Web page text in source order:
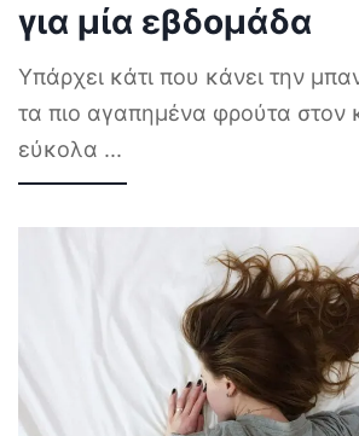
για μία εβδομάδα
Υπάρχει κάτι που κάνει την
τα πιο αγαπημένα φρούτα στον
εύκολα ...